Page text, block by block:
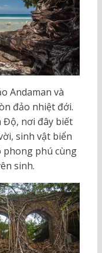
Andaman và
đảo nhiệt đới.
Độ, nơi đây biết
sinh vật biển
phong phú cùng
sinh.